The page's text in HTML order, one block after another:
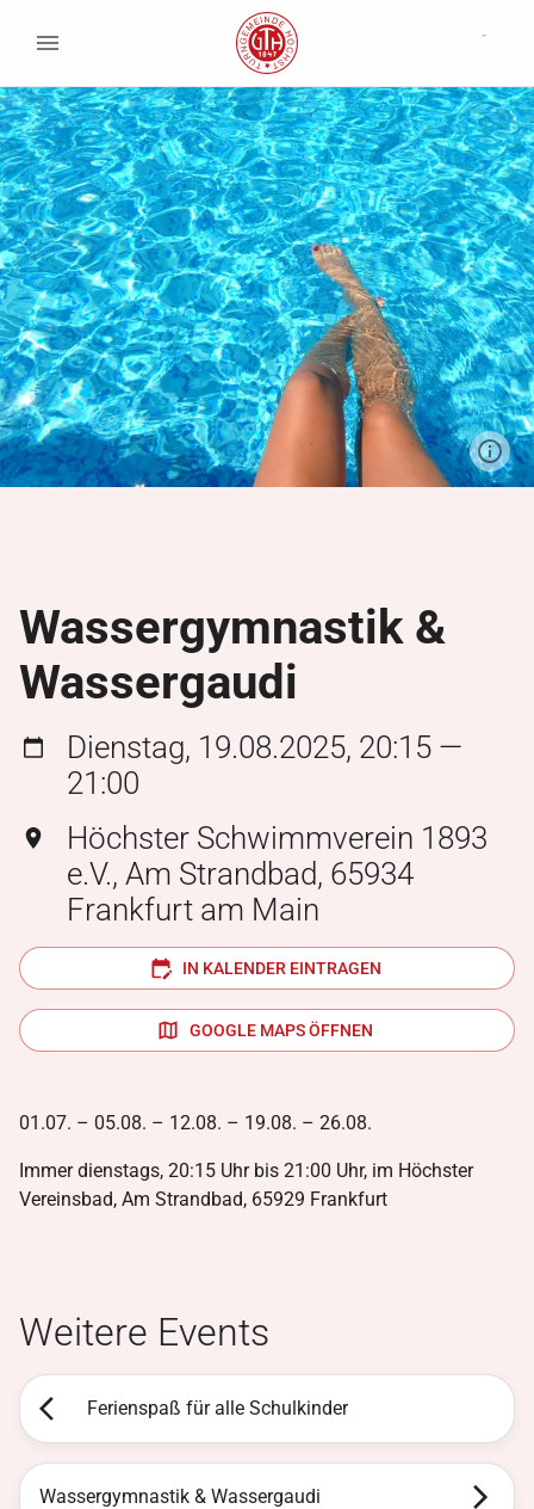
Wassergymnastik &
Wassergaudi
Dienstag, 19.08.2025, 20:15 —
21:00
Höchster Schwimmverein 1893
e.V., Am Strandbad, 65934
Frankfurt am Main
IN KALENDER EINTRAGEN
GOOGLE MAPS ÖFFNEN
01.07. – 05.08. – 12.08. – 19.08. – 26.08.
Immer dienstags, 20:15 Uhr bis 21:00 Uhr, im Höchster
Vereinsbad, Am Strandbad, 65929 Frankfurt
Weitere Events
Ferienspaß für alle Schulkinder
Wassergymnastik & Wassergaudi